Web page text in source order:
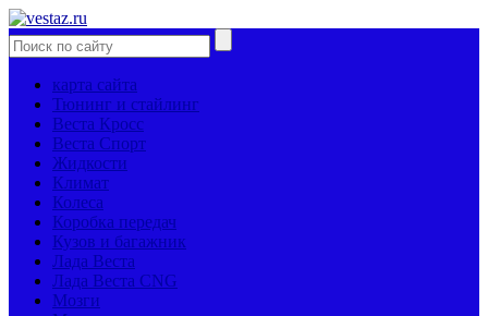
карта сайта
Тюнинг и стайлинг
Веста Кросс
Веста Спорт
Жидкости
Климат
Колеса
Коробка передач
Кузов и багажник
Лада Веста
Лада Веста CNG
Мозги